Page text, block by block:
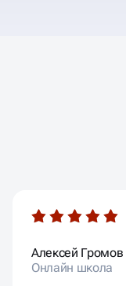
Алексей Громов
Онлайн школа